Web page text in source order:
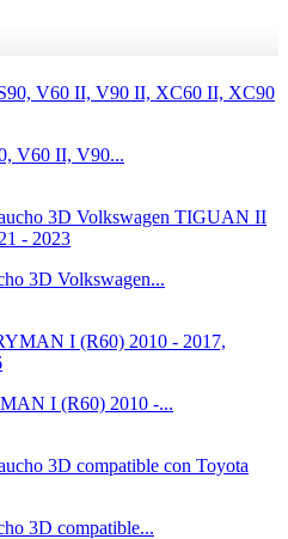
V60 II, V90...
3D Volkswagen...
I (R60) 2010 -...
3D compatible...